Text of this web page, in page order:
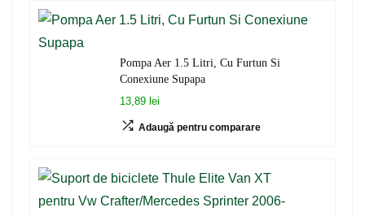
Pompa Aer 1.5 Litri, Cu Furtun Si
Conexiune Supapa
13,89 lei
Adaugă pentru comparare